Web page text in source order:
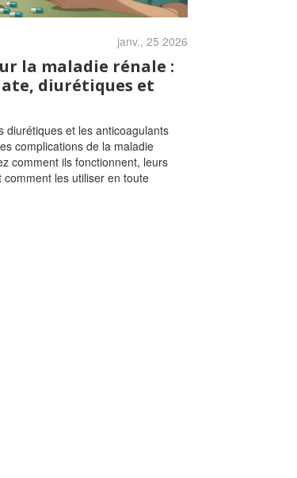
janv., 25 2026
la maladie rénale :
diurétiques et
diurétiques et les anticoagulants
complications de la maladie
comment ils fonctionnent, leurs
les utiliser en toute